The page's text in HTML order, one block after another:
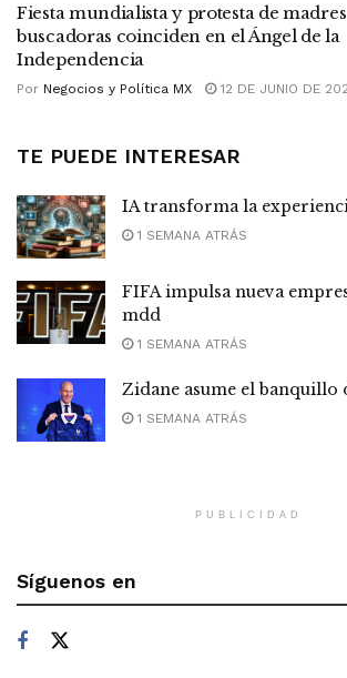
Fiesta mundialista y protesta de madres
buscadoras coinciden en el Ángel de la
Independencia
Por Negocios y Política MX 12 DE JUNIO DE
TE PUEDE INTERESAR
IA transforma la
1 SEMANA ATRÁS
FIFA impulsa nueva
mdd
1 SEMANA ATRÁS
Zidane asume el banquillo
1 SEMANA ATRÁS
PUBLICIDAD
Síguenos en